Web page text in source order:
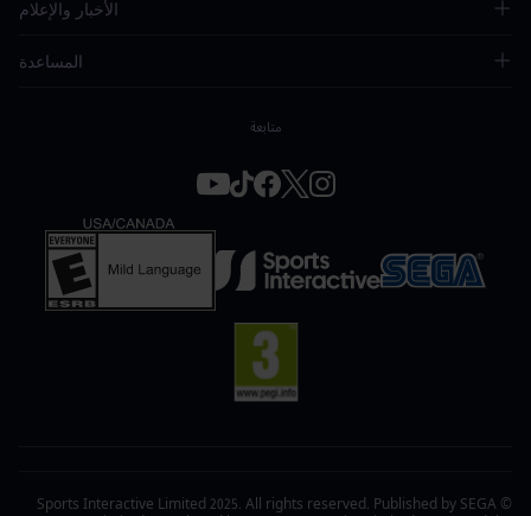
الأخبار والإعلام
المساعدة
متابعة
© Sports Interactive Limited 2025. All rights reserved. Published by SEGA